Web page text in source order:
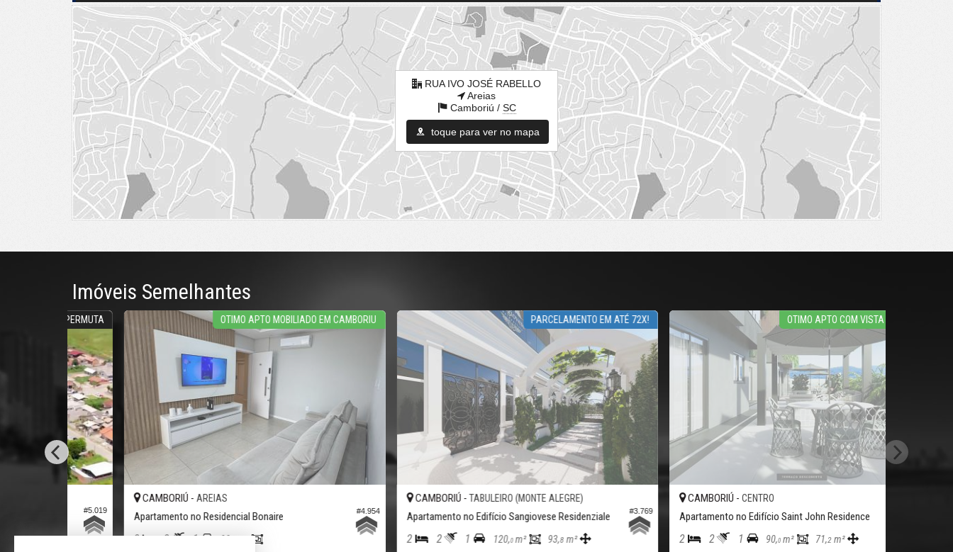
RUA IVO JOSÉ RABELLO
Areias
Camboriú / SC
toque para ver no mapa
Imóveis Semelhantes
OTIMO APTO MOBILIADO EM CAMBORIU
CAMBORIÚ -AREIAS
Apartamento no Residencial Bonaire
2 2 1 90, m²
PARCELAMENTO EM ATÉ 72X!
#3.769
CAMBORIÚ -TABULEIRO (MONTE ALEGRE)
Apartamento no Edifício Sangiovese Residenziale
2 1 120, m² 93,8m²
OTIMO APTO COM VISTA PARA BC
CAMBORIÚ -CENTRO
Apartamento no Edifício Saint John Residence
2 1 90, m² 71,2 m²